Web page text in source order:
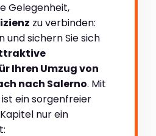
Gelegenheit,
zu verbinden:
und sichern Sie sich
Ihren Umzug von
nach Salerno. Mit
ein sorgenfreier
nur ein